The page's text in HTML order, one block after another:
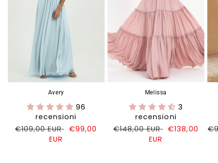
Avery
96
recensioni
Prezzo
€109,00 EUR
Prezzo
€99,00
EUR
Melissa
3
recensioni
Prezzo
€148,00 EUR
Prezzo
€138,00
EUR